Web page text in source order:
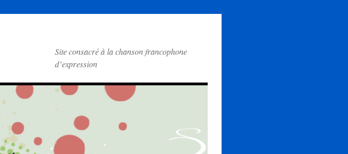
Site consacré à la chanson francophone
d’expression